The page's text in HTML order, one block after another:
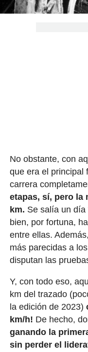
No obstante, con
que era el principal
carrera
etapas, sí, pero la
km. Se salía un día
bien, por fortuna,
entre ellas.
más parecidas a
disputan las
Y, con todo eso,
km del trazado
la edición de 2023)
km/h! De hecho,
ganando la
sin perder el